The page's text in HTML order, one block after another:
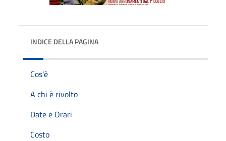
INDICE DELLA PAGINA
Cos'è
A chi è rivolto
Date e Orari
Costo